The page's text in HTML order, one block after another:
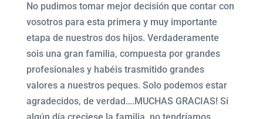
No pudimos tomar mejor decisión que contar con
vosotros para esta primera y muy importante
etapa de nuestros dos hijos. Verdaderamente
sois una gran familia, compuesta por grandes
profesionales y habéis trasmitido grandes
valores a nuestros peques. Solo podemos estar
agradecidos, de verdad….MUCHAS GRACIAS! Si